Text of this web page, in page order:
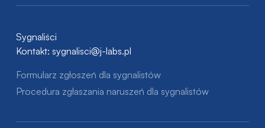
Sygnaliści
Kontakt: sygnalisci@j-labs.pl
Formularz zgłoszeń dla sygnalistów
Procedura zgłaszania naruszeń dla sygnalistów